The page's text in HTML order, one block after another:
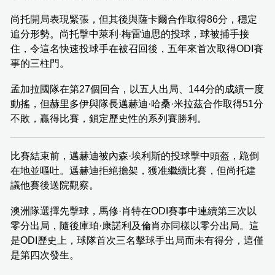
尚托開局表現緊張，但其後與薩卡爾合作取得86分，穩定
追分形勢。尚托擊中萊利·梅雷迪思的投球，球被捕手接
住，令這名快速投球手在被召回後，五年來首次取得ODI賽
事的三柱門。
孟加拉國隊在第27個回合，以五人出局、144分的成績一度
動搖，但赫里多伊與隊長邁赫迪·哈桑·米拉茲合作取得51分
不敗，贏得比賽，鎖定歷史性的系列賽勝利。
比賽結束前，邁赫迪被內森·埃利斯的投球擊中頭盔，跪倒
在地並嘔吐。邁赫迪拒絕擔架，獲准繼續比賽，但尚托建
議他賽後送院觀察。
澳洲隊選擇先擊球，馬修·肖特在ODI賽事中連續第三次以
零分出局，隨後庫珀·康諾利及倫肖亦同樣以零分出局。這
是ODI歷史上，球隊首次三名擊球手出局而未有得分，這僅
是第四次發生。